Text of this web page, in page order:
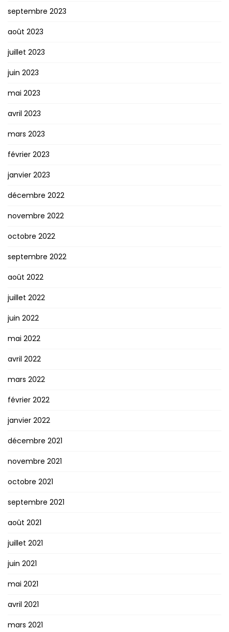
septembre 2023
août 2023
juillet 2023
juin 2023
mai 2023
avril 2023
mars 2023
février 2023
janvier 2023
décembre 2022
novembre 2022
octobre 2022
septembre 2022
août 2022
juillet 2022
juin 2022
mai 2022
avril 2022
mars 2022
février 2022
janvier 2022
décembre 2021
novembre 2021
octobre 2021
septembre 2021
août 2021
juillet 2021
juin 2021
mai 2021
avril 2021
mars 2021